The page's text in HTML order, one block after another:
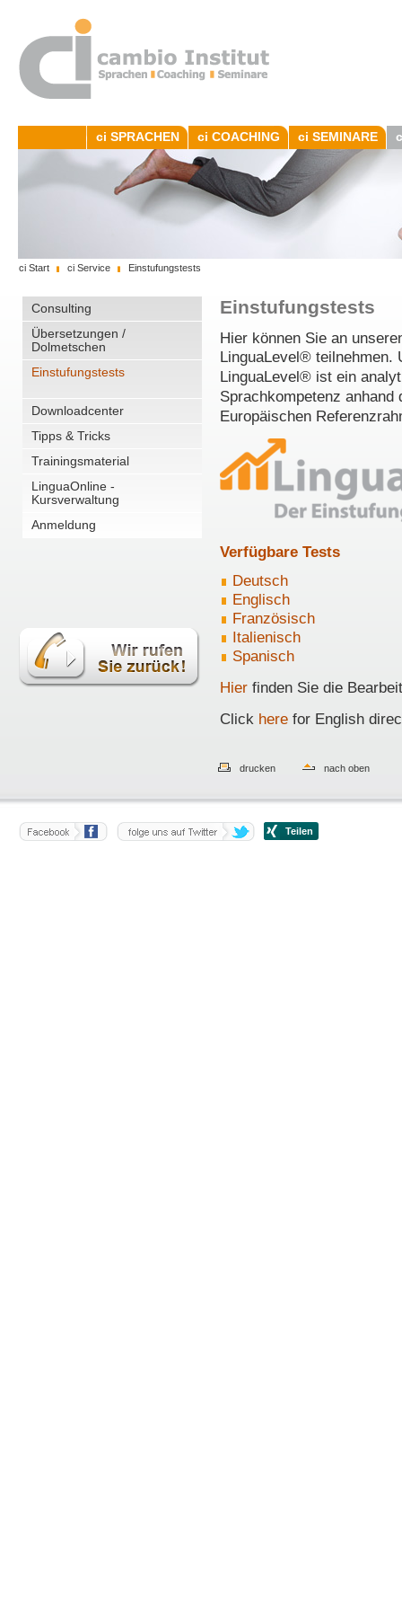
Consulting
Übersetzungen /
Dolmetschen
Einstufungstests
Downloadcenter
Tipps & Tricks
Trainingsmaterial
LinguaOnline -
Kursverwaltung
Anmeldung
Einstufungstests
Hier können Sie an
LinguaLevel® teilnehmen.
LinguaLevel® ist ein
Sprachkompetenz
Europäischen
Verfügbare Tests
Deutsch
Englisch
Französisch
Italienisch
Spanisch
Hier finden Sie die
Click here for English
ci SPRACHEN ci COACHING ci SEMINARE
ci Start ci Service Einstufungstests
drucken nach oben